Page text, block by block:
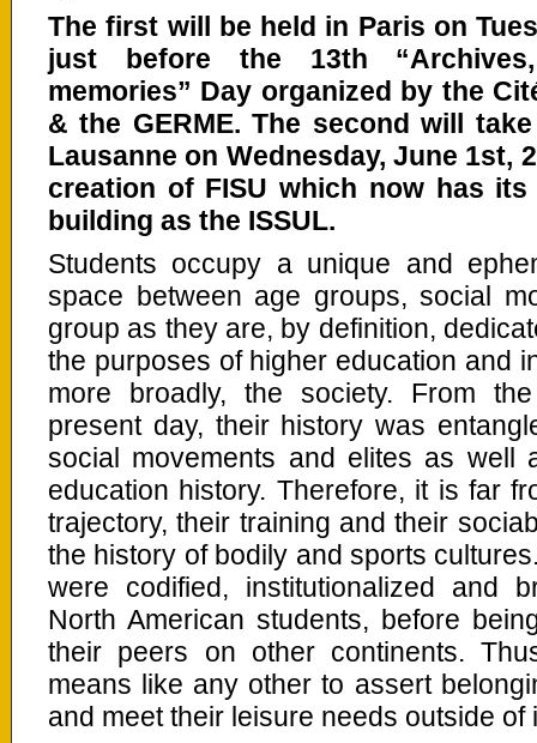
The first will be held in Paris on
just before the 13th
memories” Day organized by the
& the GERME. The second will
Lausanne on Wednesday, June 1st,
creation of FISU which now has
building as the ISSUL.
Students occupy a unique and
space between age groups, social
group as they are, by definition,
the purposes of higher education and
more broadly, the society. From
present day, their history was
social movements and elites as well
education history. Therefore, it is far
trajectory, their training and their
the history of bodily and sports
were codified, institutionalized and
North American students, before
their peers on other continents.
means like any other to assert
and meet their leisure needs outside of